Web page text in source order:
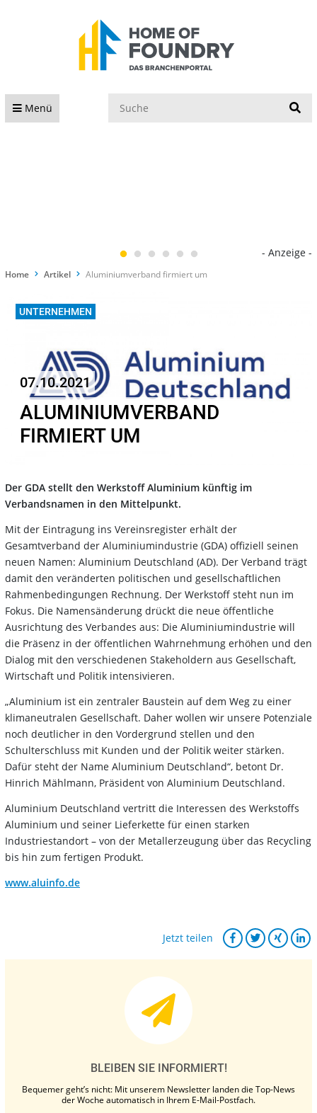
Menü
- Anzeige -
Home Artikel Aluminiumverband firmiert um
UNTERNEHMEN
07.10.2021
ALUMINIUMVERBAND
FIRMIERT UM
Der GDA stellt den Werkstoff Aluminium künftig im
Verbandsnamen in den Mittelpunkt.
Mit der Eintragung ins Vereinsregister erhält der
Gesamtverband der Aluminiumindustrie (GDA) offiziell seinen
neuen Namen: Aluminium Deutschland (AD). Der Verband trägt
damit den veränderten politischen und gesellschaftlichen
Rahmenbedingungen Rechnung. Der Werkstoff steht nun im
Fokus. Die Namensänderung drückt die neue öffentliche
Ausrichtung des Verbandes aus: Die Aluminiumindustrie will
die Präsenz in der öffentlichen Wahrnehmung erhöhen und den
Dialog mit den verschiedenen Stakeholdern aus Gesellschaft,
Wirtschaft und Politik intensivieren.
„Aluminium ist ein zentraler Baustein auf dem Weg zu einer
klimaneutralen Gesellschaft. Daher wollen wir unsere Potenziale
noch deutlicher in den Vordergrund stellen und den
Schulterschluss mit Kunden und der Politik weiter stärken.
Dafür steht der Name Aluminium Deutschland“, betont Dr.
Hinrich Mählmann, Präsident von Aluminium Deutschland.
Aluminium Deutschland vertritt die Interessen des Werkstoffs
Aluminium und seiner Lieferkette für einen starken
Industriestandort – von der Metallerzeugung über das Recycling
bis hin zum fertigen Produkt.
www.aluinfo.de
Jetzt teilen
BLEIBEN SIE INFORMIERT!
Bequemer geht’s nicht: Mit unserem Newsletter landen die Top-News
der Woche automatisch in Ihrem E-Mail-Postfach.